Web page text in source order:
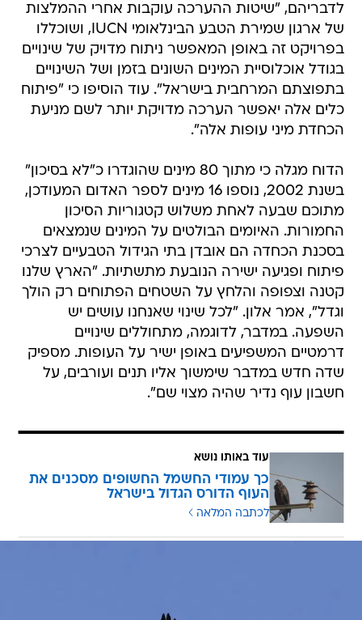
בפרויקט זה באופן המאפשר ניתוח מדויק של שינויים
בגודל אוכלוסיית המינים השונים בזמן ושל השינויים
בתפוצתם המרחבית בישראל". עוד הוסיפו כי "פיתוח
כלים אלה יאפשר הערכה מדויקת יותר לשם מניעת
הכחדת מיני עופות אלה".
הדוח מגלה כי מתוך 80 מינים שהוגדרו כ"לא בסיכון"
מתוכם שבעה לאחת משלוש קטגוריות הסיכון
החמורות. האיומים הבולטים על המינים שנמצאים
בסכנת הכחדה הם אובדן בתי הגידול הטבעיים לצרכי
פיתוח ופגיעה ישירה הנובעת מתשתיות. "הארץ שלנו
קטנה וצפופה והלחץ על השטחים הפתוחים רק הולך
וגדל", אמר אלון. "לכל שינוי שאנחנו עושים יש
השפעה. במדבר, לדוגמה, מתחוללים שינויים
דרמטיים המשפיעים באופן ישיר על העופות. מספיק
שדה חדש במדבר שימשוך אליו תנים ועורבים, על
חשבון עוף נדיר שהיה מצוי שם".
העוף הדורס הגדול בישראל
לכתבה המלאה